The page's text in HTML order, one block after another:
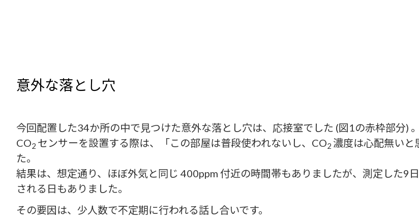
意外な落とし穴
今回配置した34か所の中で見つけた意外な落とし穴は、応接室でした (図1の赤枠部分) 。
CO2 センサーを設置する際は、「この部屋は普段使われないし、CO2 濃度は心配無いと
た。
結果は、想定通り、ほぼ外気と同じ 400ppm 付近の時間帯もありましたが、測定した9
される日もありました。
その要因は、少人数で不定期に行われる話し合いです。